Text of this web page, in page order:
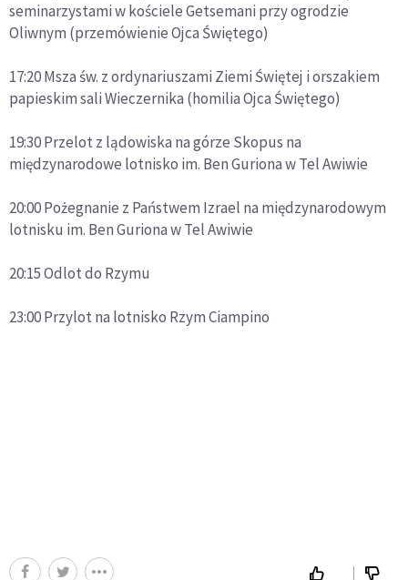
seminarzystami w kościele Getsemani przy ogrodzie
Oliwnym (przemówienie Ojca Świętego)
17:20 Msza św. z ordynariuszami Ziemi Świętej i orszakiem
papieskim sali Wieczernika (homilia Ojca Świętego)
19:30 Przelot z lądowiska na górze Skopus na
międzynarodowe lotnisko im. Ben Guriona w Tel Awiwie
20:00 Pożegnanie z Państwem Izrael na międzynarodowym
lotnisku im. Ben Guriona w Tel Awiwie
20:15 Odlot do Rzymu
23:00 Przylot na lotnisko Rzym Ciampino